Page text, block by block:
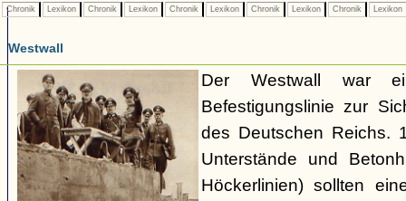
Chronik Lexikon Chronik Lexikon Chronik Lexikon Chronik Lexikon Chronik Lexikon
Westwall
Der Westwall war
Befestigungslinie zur
des Deutschen Reichs.
Unterstände und
Höckerlinien) sollten